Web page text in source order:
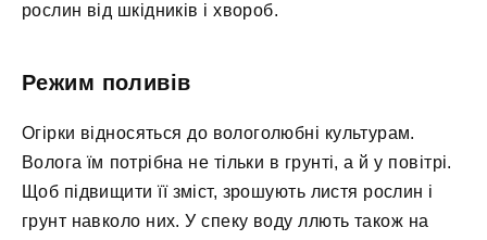
рослин від шкідників і хвороб.
Режим поливів
Огірки відносяться до вологолюбні культурам.
Волога їм потрібна не тільки в грунті, а й у повітрі.
Щоб підвищити її зміст, зрошують листя рослин і
грунт навколо них. У спеку воду ллють також на